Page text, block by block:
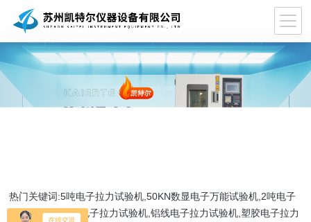
热门关键词:5吨电子拉力试验机,50KN数显电子万能试验机,2吨电子
拉力试验机,铜丝电子拉力试验机,铝线电子拉力试验机,塑胶电子拉力